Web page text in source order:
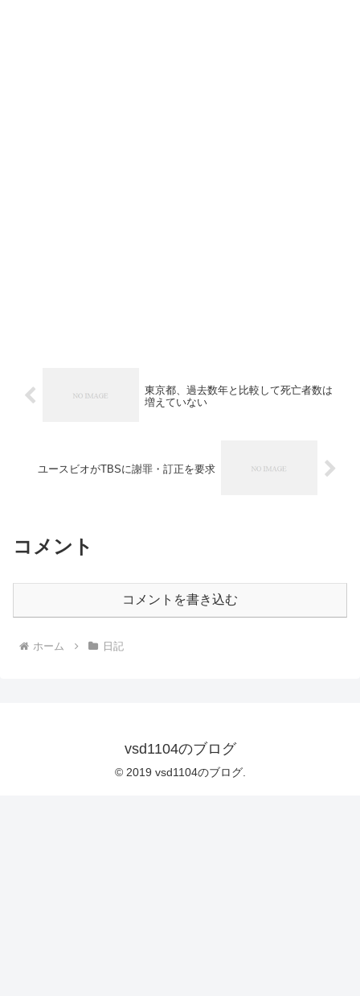
東京都、過去数年と比較して死亡者数は
増えていない
ユースビオがTBSに謝罪・訂正を要求
コメント
コメントを書き込む
ホーム 日記
vsd1104のブログ
© 2019 vsd1104のブログ.